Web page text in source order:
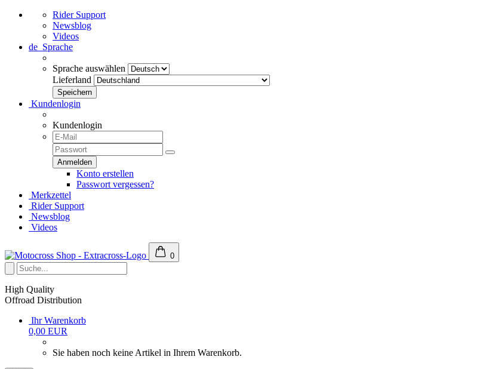
Rider Support
Newsblog
Videos
de Sprache
Sprache auswählen
Lieferland
Kundenlogin
Kundenlogin
Konto erstellen
Passwort vergessen?
Merkzettel
Rider Support
Newsblog
Videos
0
High Quality
Offroad Distribution
Ihr Warenkorb
0,00 EUR
Sie haben noch keine Artikel in Ihrem Warenkorb.